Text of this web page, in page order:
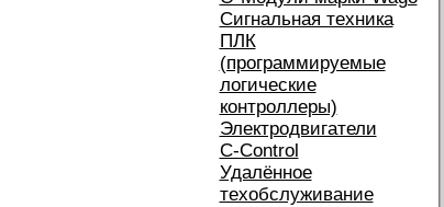
Сигнальная техника
ПЛК
(программируемые
логические
контроллеры)
Электродвигатели
C-Control
Удалённое
техобслуживание